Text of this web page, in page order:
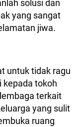
solusi dan
yang sangat
jiwa.
untuk tidak ragu
kepada tokoh
terkait
yang sulit
ruang